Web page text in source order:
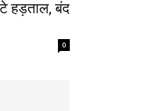
हड़ताल, बंद
0